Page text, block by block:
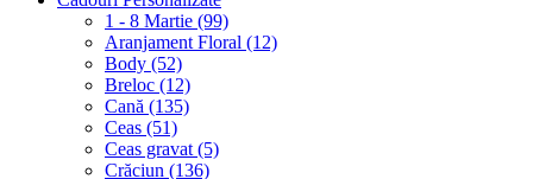
1 - 8 Martie (99)
Aranjament Floral (12)
Body (52)
Breloc (12)
Cană (135)
Ceas (51)
Ceas gravat (5)
Crăciun (136)